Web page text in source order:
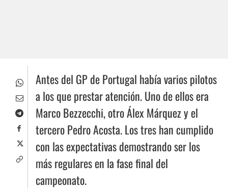
Antes del GP de Portugal había varios pilotos
a los que prestar atención. Uno de ellos era
Marco Bezzecchi, otro Álex Márquez y el
tercero Pedro Acosta. Los tres han cumplido
con las expectativas demostrando ser los
más regulares en la fase final del
campeonato.